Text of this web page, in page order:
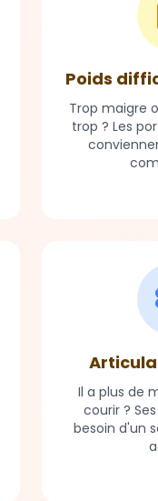
Poids
Trop maigre
trop ? Les
Il a plus de
courir ?
besoin d'un